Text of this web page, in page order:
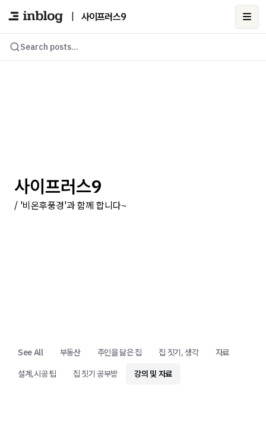
사이프러스9
Search posts...
사이프러스9
/ '비온후풍경'과 함께 합니다~
See All 부동산 주인을 닮은 집 집 짓기, 생각
자료
설계,시공 팁
집 짓기 공부방 강의 및 자료